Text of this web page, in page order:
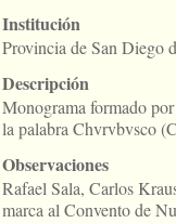
Institución
Provincia de San Diego
Descripción
Monograma formado
la palabra Chvrvbvsco
Observaciones
Rafael Sala, Carlos
marca al Convento de